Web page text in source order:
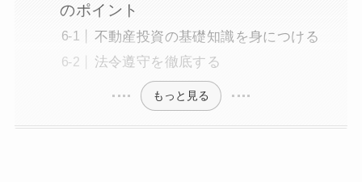
のポイント
不動産投資の基礎知識を身につける
法令遵守を徹底する
もっと見る